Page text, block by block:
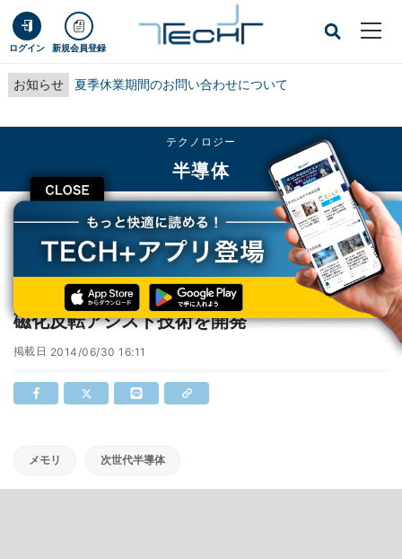
ログイン 新規会員登録
お知らせ 夏季休業期間のお問い合わせについて
CLOSE
テクノロジー
半導体
TECH+ テクノロジー
半導体
産総研、超低消費電力で磁気書き込みできる磁化反転アシスト技術を開発
産総研、超低消費電力で磁気書き込みできる
磁化反転アシスト技術を開発
掲載日 2014/06/30 16:11
メモリ 次世代半導体